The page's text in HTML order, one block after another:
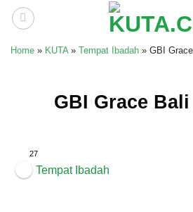
Skip
Home » KUTA» Tempat Ibadah » GBI
GBI Grace
27
Tempat Ibadah